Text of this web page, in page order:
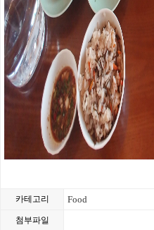
카테고리 Food
첨부파일